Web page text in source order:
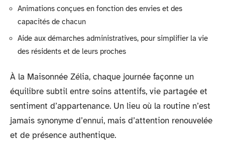
Animations conçues en fonction des envies et des
capacités de chacun
Aide aux démarches administratives, pour simplifier la vie
des résidents et de leurs proches
À la Maisonnée Zélia, chaque journée façonne un
équilibre subtil entre soins attentifs, vie partagée et
sentiment d’appartenance. Un lieu où la routine n’est
jamais synonyme d’ennui, mais d’attention renouvelée
et de présence authentique.